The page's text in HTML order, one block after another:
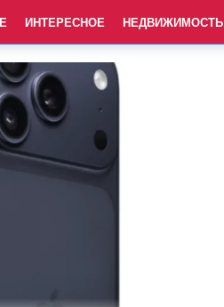
ИНТЕРЕСНОЕ НЕДВИЖИМОСТЬ